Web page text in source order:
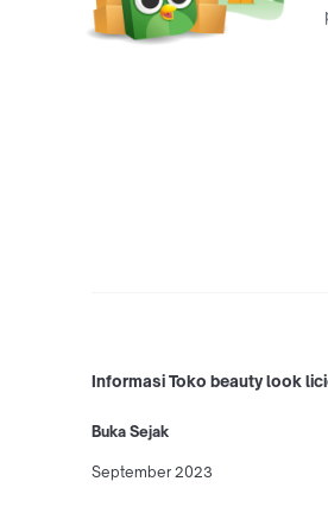
Informasi Toko beauty look
Buka Sejak
September 2023